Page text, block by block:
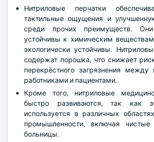
Нитриловые перчатки
тактильные ощущения и
среди прочих преимуществ.
устойчивы к химическим
экологически устойчивы.
содержат порошка, что снижает
перекрёстного загрязнения между
работниками и пациентами.
Кроме того, нитриловые
быстро развиваются, так как
используется в различных
промышленности, включая
больницы.